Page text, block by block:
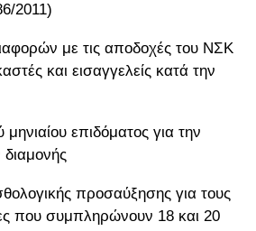
2011)
με τις αποδοχές του ΝΣΚ
και εισαγγελείς κατά την
επιδόματος για την
προσαύξησης για τους
που συμπληρώνουν 18 και 20